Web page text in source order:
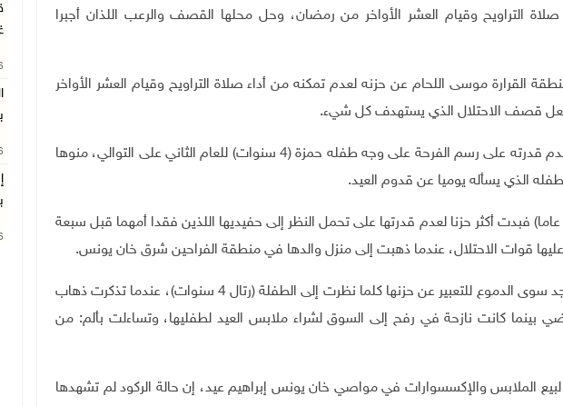
صلاة التراويح وقيام العشر الأواخر من رمضان، وحل محلها القصف والرعب اللذان أجبرا
القرارة موسى اللحام عن حزنه لعدم تمكنه من أداء صلاة التراويح وقيام العشر الأواخر
قصف الاحتلال الذي يستهدف كل شيء.
وأشار إلى أنه ما يزيد حزنه عدم قدرته على رسم الفرحة على وجه طفله حمزة (4 سنوات) للعام الثاني على التوالي، منوها
الذي يسأله يوميا عن قدوم العيد.
أما النازحة آمال أبو دقة (60 عاما) فبدت أكثر حزنا لعدم قدرتها على تحمل النظر إلى حفيديها اللذين فقدا أمهما قبل سبعة
عليها قوات الاحتلال، عندما ذهبت إلى منزل والدها في منطقة الفراحين شرق خان يونس.
وأضافت أبو دقة، أنها لم تجد سوى الدموع للتعبير عن حزنها كلما نظرت إلى الطفلة (رتال 4 سنوات)، عندما تذكرت ذهاب
بينما كانت نازحة في رفح إلى السوق لشراء ملابس العيد لطفليها، وتساءلت بألم: من
الملابس والإكسسوارات في مواصي خان يونس إبراهيم عيد، إن حالة الركود لم تشهدها